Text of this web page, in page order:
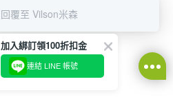
回覆至 Vilson米森
加入綁訂領100折扣金
連結 LINE 帳號